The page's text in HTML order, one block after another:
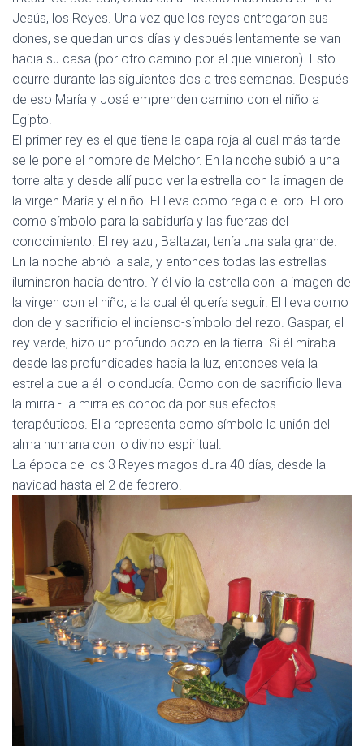
Jesús, los Reyes. Una vez que los reyes entregaron sus
dones, se quedan unos días y después lentamente se van
hacia su casa (por otro camino por el que vinieron). Esto
ocurre durante las siguientes dos a tres semanas. Después
de eso María y José emprenden camino con el niño a
Egipto.
El primer rey es el que tiene la capa roja al cual más tarde
se le pone el nombre de Melchor. En la noche subió a una
torre alta y desde allí pudo ver la estrella con la imagen de
la virgen María y el niño. El lleva como regalo el oro. El oro
como símbolo para la sabiduría y las fuerzas del
conocimiento. El rey azul, Baltazar, tenía una sala grande.
En la noche abrió la sala, y entonces todas las estrellas
iluminaron hacia dentro. Y él vio la estrella con la imagen de
la virgen con el niño, a la cual él quería seguir. El lleva como
don de y sacrificio el incienso-símbolo del rezo. Gaspar, el
rey verde, hizo un profundo pozo en la tierra. Si él miraba
desde las profundidades hacia la luz, entonces veía la
estrella que a él lo conducía. Como don de sacrificio lleva
la mirra.-La mirra es conocida por sus efectos
terapéuticos. Ella representa como símbolo la unión del
alma humana con lo divino espiritual.
La época de los 3 Reyes magos dura 40 días, desde la
navidad hasta el 2 de febrero.